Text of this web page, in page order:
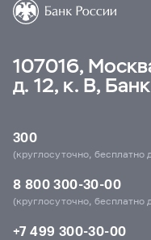
107016,
д. 12, к. В,
300
(круглосуточно, бесплатно
8 800 300-30-00
(круглосуточно, бесплатно
+7 499 300-30-00